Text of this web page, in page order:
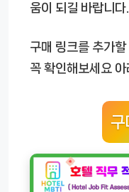
움이 되길 바랍니다.
구매 링크를 추가
꼭 확인해보세요
구